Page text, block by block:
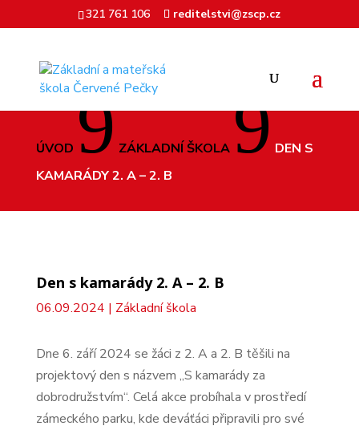
321 761 106 reditelstvi@zscp.cz
ÚVOD 9 ZÁKLADNÍ ŠKOLA9 DEN S
KAMARÁDY 2. A – 2. B
Den s kamarády 2. A – 2. B
06.09.2024 | Základní škola
Dne 6. září 2024 se žáci z 2. A a 2. B těšili na
projektový den s názvem „S kamarády za
dobrodružstvím“. Celá akce probíhala v prostředí
zámeckého parku, kde deváťáci připravili pro své